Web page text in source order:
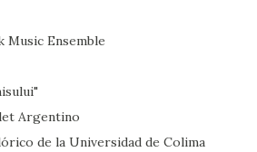
Music Ensemble
Argentino
de la Universidad de Colima